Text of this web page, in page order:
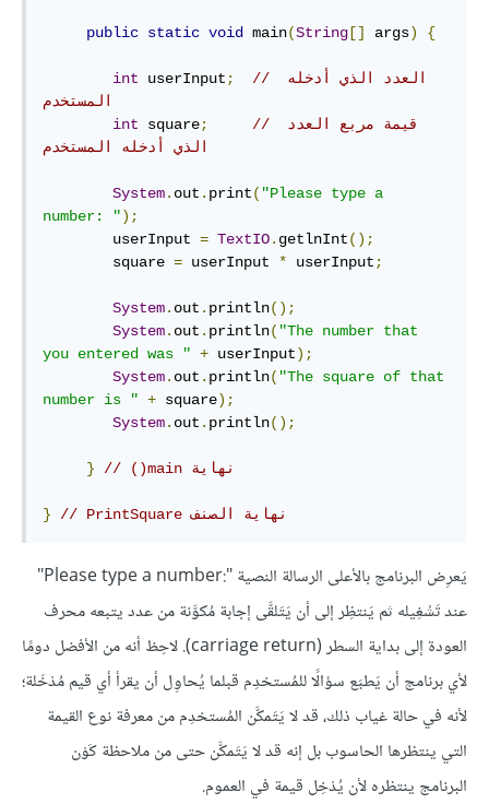
public static void main(String [] args) {
int userInput;
// العدد الذي أدخله
المستخدم
int square;
// قيمة مربع العدد
الذي أدخله المستخدم
System. out . print( "Please type a
number: ");
        userInput
= TextIO. getlnInt();
        square
= userInput * userInput;
System. out . println();
System. out . println( "The number that
you entered was " + userInput);
System. out . println( "The square of that
number is " + square);
System. out . println();
} // ‫نهاية main()
} // نهاية الصنف‫ PrintSquare
يَعرِض البرنامج بالأعلى الرسالة النصية "Please type a number:‎"
عند تَشْغِيله ثم يَنتظِر إلى أن يَتَلقَّى إجابة مُكوَّنة من عدد يتبعه محرف
العودة إلى بداية السطر (carriage return). لاحِظ أنه من الأفضل دومًا
لأي برنامج أن يَطبَع سؤالًا للمُستخدِم قبلما يُحاوِل أن يقرأ أي قيم مُدْخَلة؛
لأنه في حالة غياب ذلك، قد لا يَتَمكَّن المُستخدِم من معرفة نوع القيمة
التي ينتظرها الحاسوب بل إنه قد لا يَتَمكَّن حتى من ملاحظة كَوْن
البرنامج ينتظره لأن يُدْخِل قيمة في العموم.